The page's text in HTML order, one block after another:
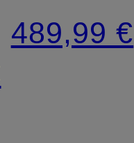
489,99 €